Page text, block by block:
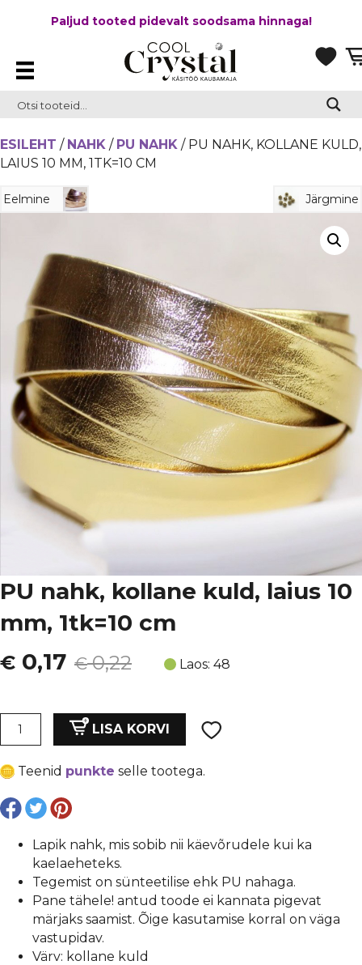
Paljud tooted pidevalt soodsama hinnaga!
ESILEHT / NAHK / PU NAHK / PU NAHK, KOLLANE KULD,
LAIUS 10 MM, 1TK=10 CM
Eelmine Järgmine
PU nahk, kollane kuld, laius 10
mm, 1tk=10 cm
€0,22
Algne
oli:
€ 0,22.
€ 0,17
Current
is:
€ 0,17.
Laos: 48
PU
kuld,
laius
10
1tk=10
kogus
LISA KORVI
Teenid punkte selle tootega.
Lapik nahk, mis sobib nii käevõrudele kui ka
kaelaeheteks.
Tegemist on sünteetilise ehk PU nahaga.
Pane tähele! antud toode ei kannata pigevat
märjaks saamist. Õige kasutamise korral on väga
vastupidav.
Värv: kollane kuld